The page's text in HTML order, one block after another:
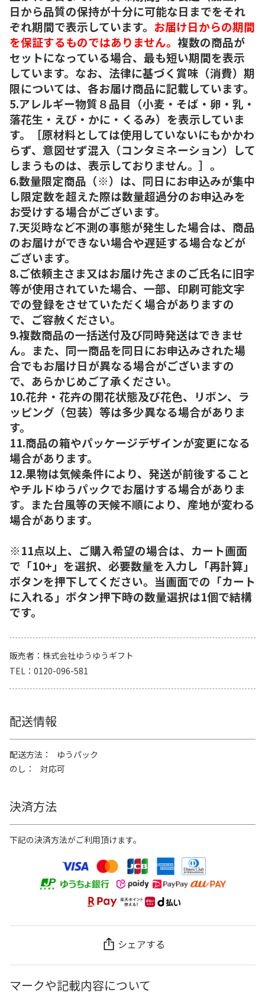
日から品質の保持が十分に可能な日までをそれ
ぞれ期間で表示しています。 お届け日からの期間
を保証するものではありません。 複数の商品が
セットになっている場合、最も短い期間を表示
しています。なお、法律に基づく賞味（消費）期
限については、各お届け商品に記載しています。
5.アレルギー物質８品目（小麦・そば・卵・乳・
落花生・えび・かに・くるみ）を表示していま
す。［原材料としては使用していないにもかかわ
らず、意図せず混入（コンタミネーション）して
しまうものは、表示しておりません。］。
6.数量限定商品（※）は、同日にお申込みが集中
し限定数を超えた際は数量超過分のお申込みを
お受けする場合がございます。
7.天災時など不測の事態が発生した場合は、商品
のお届けができない場合や遅延する場合などが
ございます。
8.ご依頼主さま又はお届け先さまのご氏名に旧字
等が使用されていた場合、一部、印刷可能文字
での登録をさせていただく場合がありますの
で、ご容赦ください。
9.複数商品の一括送付及び同時発送はできませ
ん。また、同一商品を同日にお申込みされた場
合でもお届け日が異なる場合がございますの
で、あらかじめご了承ください。
10.花弁・花卉の開花状態及び花色、リボン、ラ
ッピング（包装）等は多少異なる場合がありま
す。
11.商品の箱やパッケージデザインが変更になる
場合があります。
12.果物は気候条件により、発送が前後すること
やチルドゆうパックでお届けする場合がありま
す。また台風等の天候不順により、産地が変わる
場合があります。
※11点以上、ご購入希望の場合は、カート画面
で「10+」を選択、必要数量を入力し「再計算」
ボタンを押下してください。当画面での「カート
に入れる」ボタン押下時の数量選択は1個で結構
です。
販売者
株式会社ゆうゆうギフト
TEL
0120-096-581
配送情報
配送方法
ゆうパック
のし
対応可
決済方法
下記の決済方法がご利用頂けます。
シェアする
マークや記載内容について